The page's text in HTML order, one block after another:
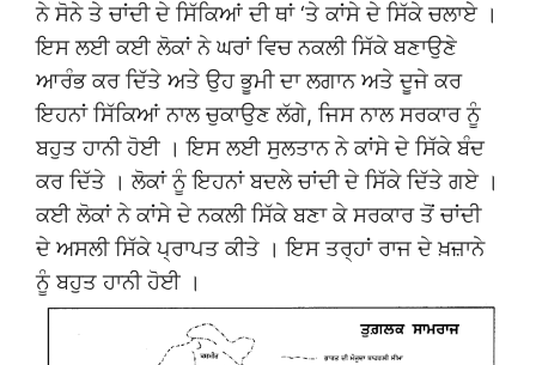
ਨੇ ਸੋਨੇ ਤੇ ਚਾਂਦੀ ਦੇ ਸਿੱਕਿਆਂ ਦੀ ਥਾਂ ‘ਤੇ ਕਾਂਸੇ ਦੇ ਸਿੱਕੇ ਚਲਾਏ ।
ਇਸ ਲਈ ਕਈ ਲੋਕਾਂ ਨੇ ਘਰਾਂ ਵਿਚ ਨਕਲੀ ਸਿੱਕੇ ਬਣਾਉਣੇ
ਆਰੰਭ ਕਰ ਦਿੱਤੇ ਅਤੇ ਉਹ ਭੂਮੀ ਦਾ ਲਗਾਨ ਅਤੇ ਦੂਜੇ ਕਰ
ਇਹਨਾਂ ਸਿੱਕਿਆਂ ਨਾਲ ਚੁਕਾਉਣ ਲੱਗੇ, ਜਿਸ ਨਾਲ ਸਰਕਾਰ ਨੂੰ
ਬਹੁਤ ਹਾਨੀ ਹੋਈ । ਇਸ ਲਈ ਸੁਲਤਾਨ ਨੇ ਕਾਂਸੇ ਦੇ ਸਿੱਕੇ ਬੰਦ
ਕਰ ਦਿੱਤੇ । ਲੋਕਾਂ ਨੂੰ ਇਹਨਾਂ ਬਦਲੇ ਚਾਂਦੀ ਦੇ ਸਿੱਕੇ ਦਿੱਤੇ ਗਏ ।
ਕਈ ਲੋਕਾਂ ਨੇ ਕਾਂਸੇ ਦੇ ਨਕਲੀ ਸਿੱਕੇ ਬਣਾ ਕੇ ਸਰਕਾਰ ਤੋਂ ਚਾਂਦੀ
ਦੇ ਅਸਲੀ ਸਿੱਕੇ ਪ੍ਰਾਪਤ ਕੀਤੇ । ਇਸ ਤਰ੍ਹਾਂ ਰਾਜ ਦੇ ਖ਼ਜ਼ਾਨੇ
ਨੂੰ ਬਹੁਤ ਹਾਨੀ ਹੋਈ ।